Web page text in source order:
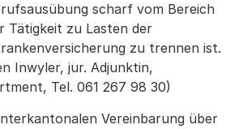
scharf vom Bereich
Tätigkeit zu Lasten der
zu trennen ist.
Inwyler, jur. Adjunktin,
Tel. 061 267 98 30)
Vereinbarung über